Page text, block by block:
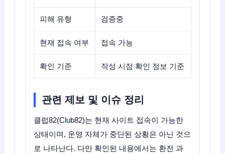
피해 유형 검증중
현재 접속 여부 접속 가능
확인 기준 작성 시점 확인 정보 기준
관련 제보 및 이슈 정리
클럽82(Club82)는 현재 사이트 접속이 가능한
상태이며, 운영 자체가 중단된 상황은 아닌 것으
로 나타난다. 다만 확인된 내용에서는 환전 과